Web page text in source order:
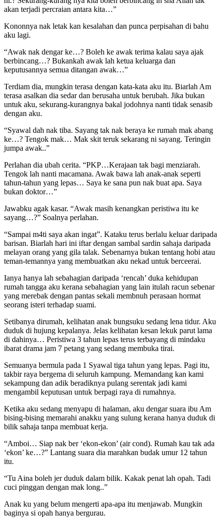
akan terjadi percraian antara kita…”
Kononnya nak letak kan kesalahan dan punca perpisahan di bahu
aku lagi.
“Awak nak dengar ke…? Boleh ke awak terima kalau saya ajak
berbincang…? Bukankah awak lah ketua keluarga dan
keputusannya semua ditangan awak…”
Terdiam dia, mungkin terasa dengan kata-kata aku itu. Biarlah Am
terasa asalkan dia sedar dan berusaha untuk berubah. Jika bukan
untuk aku, sekurang-kurangnya bakal jodohnya nanti tidak senasib
dengan aku.
“Syawal dah nak tiba. Sayang tak nak beraya ke rumah mak abang
ke…? Tengok mak… Mak skit teruk sekarang ni sayang. Teringin
jumpa awak..”
Perlahan dia ubah cerita. “PKP…Kerajaan tak bagi menziarah.
Tengok lah nanti macamana. Awak bawa lah anak-anak seperti
tahun-tahun yang lepas… Saya ke sana pun nak buat apa. Saya
bukan doktor…”
Jawabku agak kasar. “Awak masih kenangkan peristiwa itu ke
sayang…?” Soalnya perlahan.
“Sampai m4ti saya akan ingat”. Kataku terus berlalu keluar daripada
barisan. Biarlah hari ini iftar dengan sambal sardin sahaja daripada
melayan orang yang gila talak. Sebenarnya bukan tentang hobi atau
teman-temannya yang membuatkan aku nekad untuk berceerai.
Ianya hanya lah sebahagian daripada ‘rencah’ duka kehidupan
rumah tangga aku kerana sebahagian yang lain itulah racun sebenar
yang merebak dengan pantas sekali membnuh perasaan hormat
seorang isteri terhadap suami.
Setibanya dirumah, kelihatan anak bungsuku sedang lena tidur. Aku
duduk di hujung kepalanya. Jelas kelihatan kesan lekuk parut lama
di dahinya… Peristiwa 3 tahun lepas terus terbayang di mindaku
ibarat drama jam 7 petang yang sedang membuka tirai.
Semuanya bermula pada 1 Syawal tiga tahun yang lepas. Pagi itu,
takbir raya bergema di seluruh kampung. Memandang kan kami
sekampung dan adik beradiknya pulang serentak jadi kami
mengambil keputusan untuk berpagi raya di rumahnya.
Ketika aku sedang menyapu di halaman, aku dengar suara ibu Am
bising-bising memarahi anakku yang sulung kerana hanya duduk di
bilik sahaja tanpa membuat kerja.
“Amboi… Siap nak ber ‘ekon-ekon’ (air cond). Rumah kau tak ada
‘ekon’ ke…?” Lantang suara dia marahkan budak umur 12 tahun
itu.
“Tu Aina boleh jer duduk dalam bilik. Kakak penat lah opah. Tadi
cuci pinggan dengan mak long..”
Anak ku yang belum mengerti apa-apa itu menjawab. Mungkin
baginya si opah hanya bergurau.